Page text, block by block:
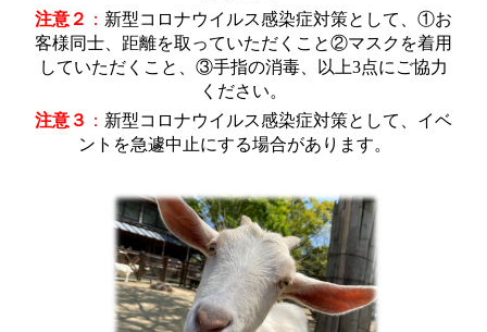
注意２ ： 新型コロナウイルス感染症対策として、①お
客様同士、距離を取っていただくこと②マスクを着用
していただくこと、③手指の消毒、以上3点にご協力
ください。
注意３ ： 新型コロナウイルス感染症対策として、イベ
ントを急遽中止にする場合があります。